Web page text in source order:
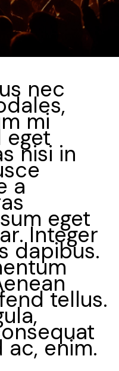
nec
mi
eget
nisi in
a
eget
Integer
dapibus.
tellus.
enim.